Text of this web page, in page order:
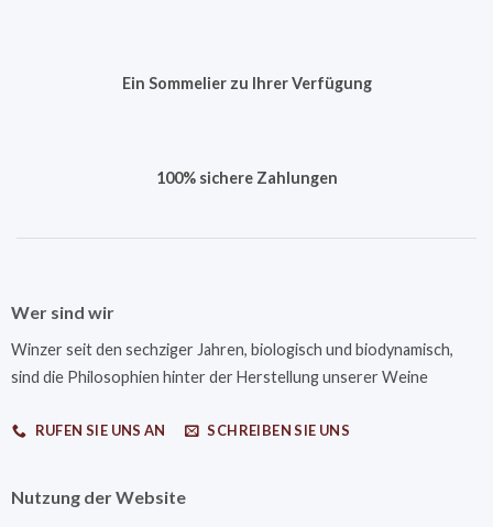
Ein Sommelier zu Ihrer Verfügung
100% sichere Zahlungen
Wer sind wir
Winzer seit den sechziger Jahren, biologisch und biodynamisch,
sind die Philosophien hinter der Herstellung unserer Weine
RUFEN SIE UNS AN SCHREIBEN SIE UNS
Nutzung der Website